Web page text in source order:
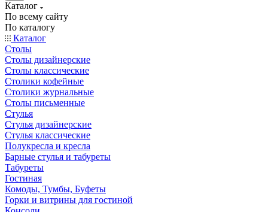
Каталог
По всему сайту
По каталогу
Каталог
Столы
Столы дизайнерские
Столы классические
Столики кофейные
Столики журнальные
Столы письменные
Стулья
Стулья дизайнерские
Стулья классические
Полукресла и кресла
Барные стулья и табуреты
Табуреты
Гостиная
Комоды, Тумбы, Буфеты
Горки и витрины для гостиной